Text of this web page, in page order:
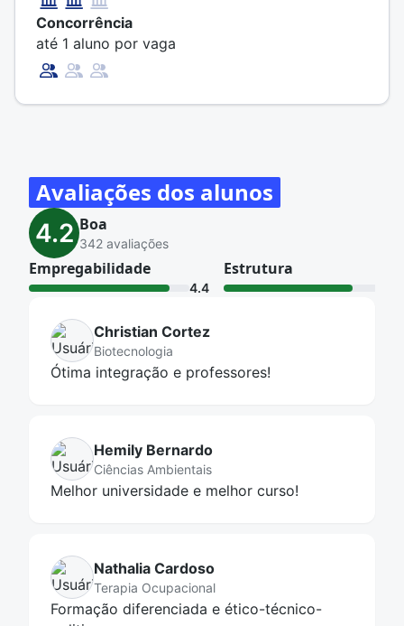
Entre os diferenciais da
97% dos professores têm o doutorado como
titulação;
Internacionalização: quase 400 estudantes por ano
país;
Mais de 2.700 atendimentos/ano em programas de
assistência estudantil, em áreas como alimentação,
moradia e transporte.
Concorrência
até 1 aluno por vaga
Avaliações dos alunos
4.2 Boa
342 avaliações
Empregabilidade
4.4
Estrutura
Christian Cortez
Biotecnologia
Ótima integração e professores!
Hemily Bernardo
Ciências Ambientais
Melhor universidade e melhor curso!
Nathalia Cardoso
Terapia Ocupacional
Formação diferenciada e ético-técnico-